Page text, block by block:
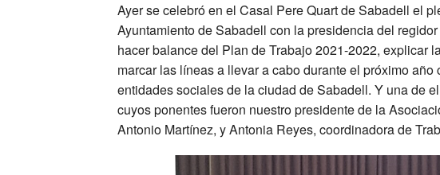
Ayer se celebró en el Casal Pere Quart de Sabadell el
Ayuntamiento de Sabadell con la presidencia del
hacer balance del Plan de Trabajo 2021-2022, explicar
marcar las líneas a llevar a cabo durante el próximo
entidades sociales de la ciudad de Sabadell. Y una de
cuyos ponentes fueron nuestro presidente de la
Antonio Martínez, y Antonia Reyes, coordinadora de